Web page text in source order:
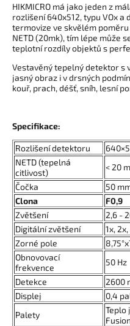
HIKMICRO má jako jeden z
rozlišení 640x512, typu VOx
termovize ve skvělém
NETD (20mk), tím lépe může
teplotní rozdíly objektů s
Vestavěný tepelný detektor s
jasný obraz i v drsných
kouř, prach, déšť, sníh, lesní
Specifikace:
Rozlišení detektoru
NETD (tepelná
citlivost)
< 20
Čočka
50
Clona
F0,9
Zvětšení
2,6 -
Digitální zvětšení
1x,
Zorné pole
Obnovovací
frekvence
50 Hz
Detekce
2600
Displej
0,4
Palety
Teplo
Fusion